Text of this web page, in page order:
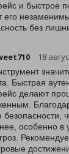
и быстрое
его
без
18
Быстрая
делают
безопасности,
особенно в